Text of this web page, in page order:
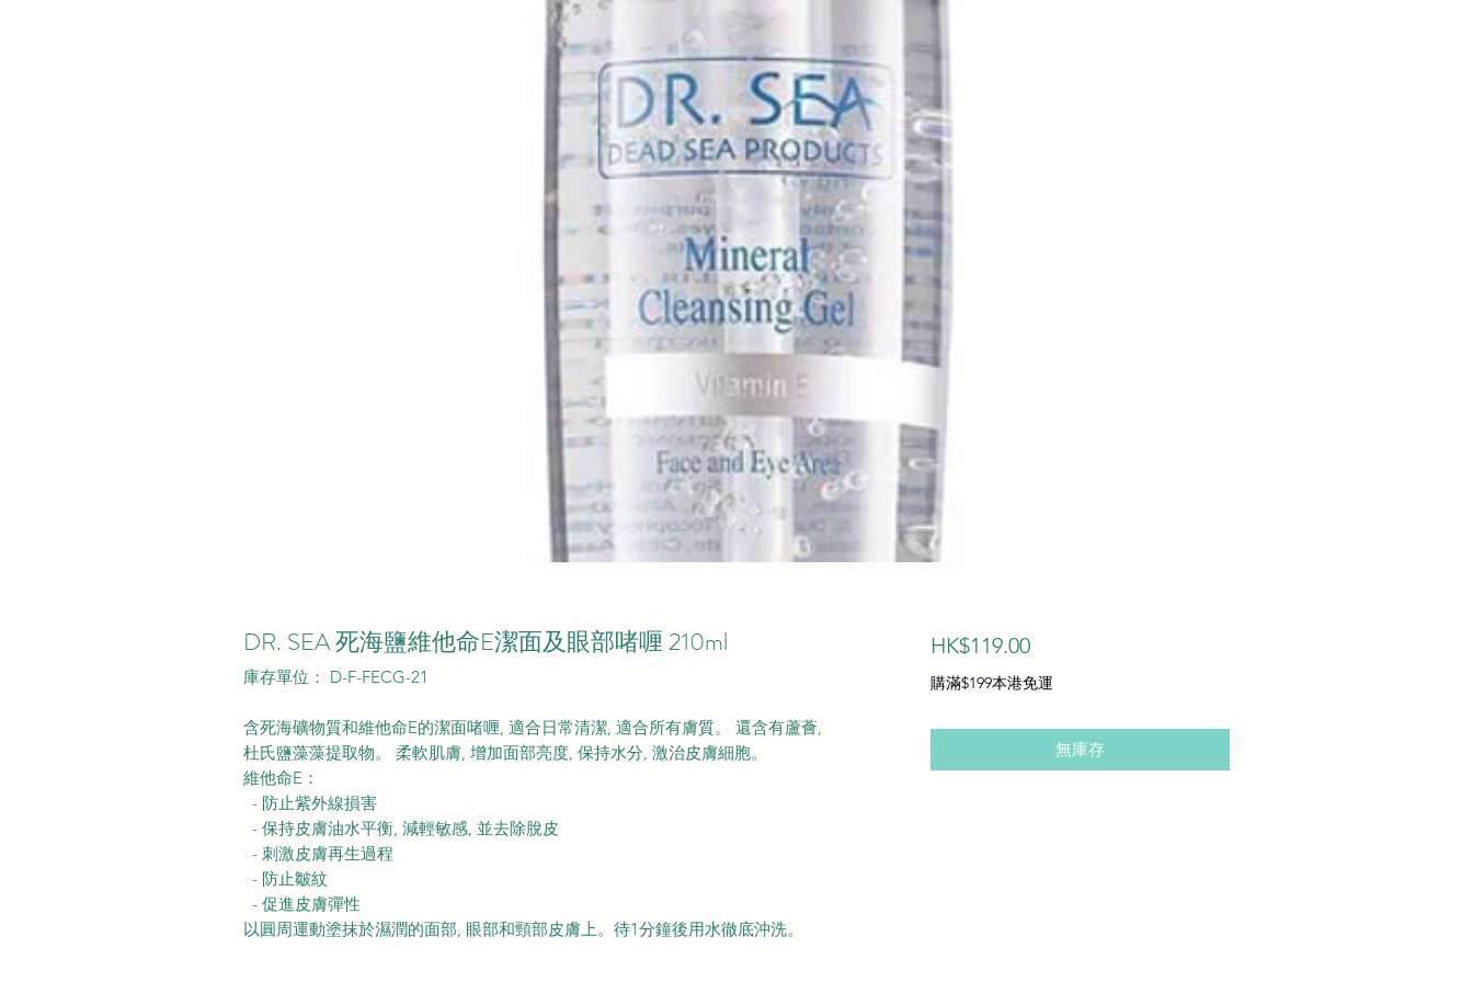
DR. SEA 死海鹽維他命E潔面及眼部啫喱 210ml
庫存單位： D-F-FECG-21
含死海礦物質和維他命E的潔面啫喱, 適合日常清潔, 適合所有膚質。 還含有蘆薈,
杜氏鹽藻藻提取物。 柔軟肌膚, 增加面部亮度, 保持水分, 激治皮膚細胞。
維他命E：
- 防止紫外線損害
- 保持皮膚油水平衡, 減輕敏感, 並去除脫皮
- 刺激皮膚再生過程
- 防止皺紋
- 促進皮膚彈性
以圓周運動塗抹於濕潤的面部, 眼部和頸部皮膚上。待1分鐘後用水徹底沖洗。
HK$119.00價
格
購滿$199本港免運
無庫存